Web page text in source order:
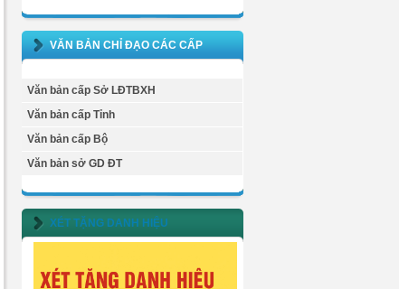
VĂN BẢN CHỈ ĐẠO CÁC CẤP
Văn bản cấp Sở LĐTBXH
Văn bản cấp Tỉnh
Văn bản cấp Bộ
Văn bản sở GD ĐT
XÉT TẶNG DANH HIỆU